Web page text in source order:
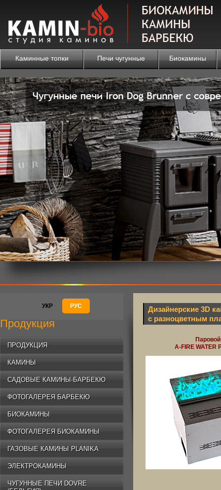
Каминные топки Печи чугунные Биокамины
УКР РУС
Продукция
ПРОДУКЦИЯ
КАМИНЫ
САДОВЫЕ КАМИНЫ-БАРБЕКЮ
ФОТОГАЛЕРЕЯ БАРБЕКЮ
БИОКАМИНЫ
ФОТОГАЛЕРЕЯ БИОКАМИНЫ
ГАЗОВЫЕ КАМИНЫ PLANIKA
ЭЛЕКТРОКАМИНЫ
ЧУГУННЫЕ ПЕЧИ DOVRE
Дизайнерские 3D
с разноцветным
A-FIRE WATER